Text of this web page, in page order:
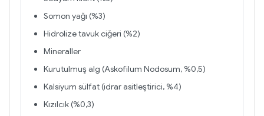
Somon yağı (%3)
Hidrolize tavuk ciğeri (%2)
Mineraller
Kurutulmuş alg (Askofilum Nodosum, %0,5)
Kalsiyum sülfat (idrar asitleştirici, %4)
Kızılcık (%0,3)